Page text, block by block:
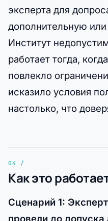
эксперта для
дополнительную
Институт
работает тогда,
повлекло
исказило условия
настолько, что
Как это
Сценарий 1:
провели до допуска